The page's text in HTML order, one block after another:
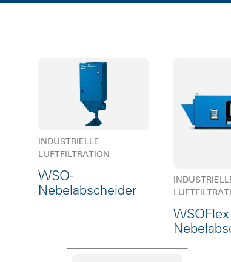
INDUSTRIELLE
LUFTFILTRATION
WSO-
Nebelabscheider
WSOFlex